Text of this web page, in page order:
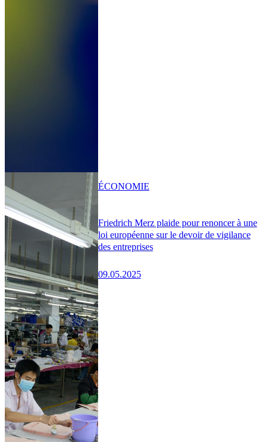
Friedrich Merz plaide pour renoncer à une
loi européenne sur le devoir de vigilance
des entreprises
09.05.2025
ÉCONOMIE